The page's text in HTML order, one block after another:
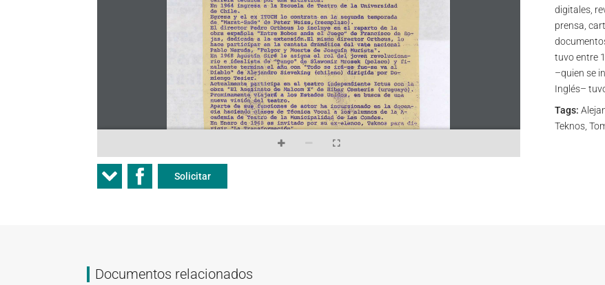
Solicitar
digitales,
prensa,
tuvo entre
–quien se
Inglés–
Tags:
Teknos,
Documentos relacionados